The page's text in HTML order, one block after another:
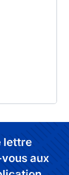
lettre
aux